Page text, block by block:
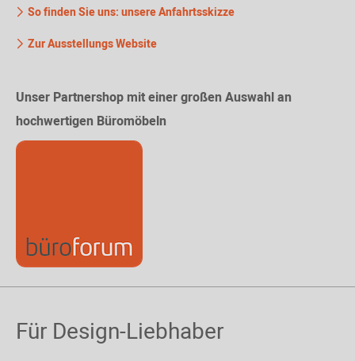
So finden Sie uns: unsere Anfahrtsskizze
Zur Ausstellungs Website
Unser Partnershop mit einer großen Auswahl an
hochwertigen Büromöbeln
Für Design-Liebhaber